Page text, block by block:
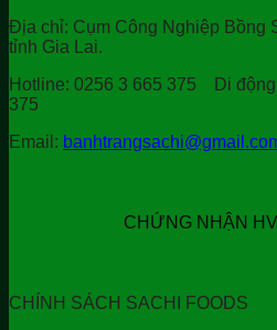
Địa chỉ: Cụm Công Nghiệp Bồng
tỉnh Gia Lai.
Hotline: 0256 3 665 375 Di
375
Email:
CHỨNG NHẬN
CHÍNH SÁCH SACHI FOODS